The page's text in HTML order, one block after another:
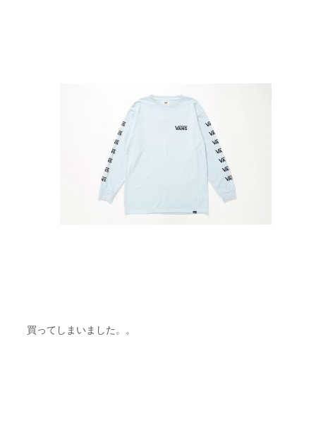
買ってしまいました。。